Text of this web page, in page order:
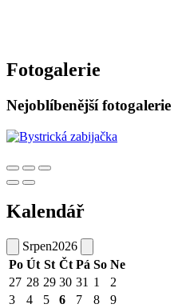
Fotogalerie
Nejoblíbenější fotogalerie
Kalendář
Srpen2026
Po Út St Čt Pá So Ne
27 28 29 30 31 1
2
3
4 5 6 7 8
9